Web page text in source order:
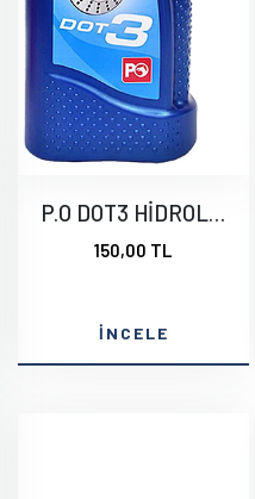
P.O DOT3 HİDROLİK
150,00 TL
İNCELE